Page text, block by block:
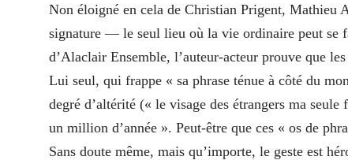
Non éloigné en cela de Christian Prigent, Mathieu
signature — le seul lieu où la vie ordinaire peut se
d’Alaclair Ensemble, l’auteur-acteur prouve que
Lui seul, qui frappe « sa phrase ténue à côté du
degré d’altérité (« le visage des étrangers ma
un million d’année ». Peut-être que ces « os de
Sans doute même, mais qu’importe, le geste est